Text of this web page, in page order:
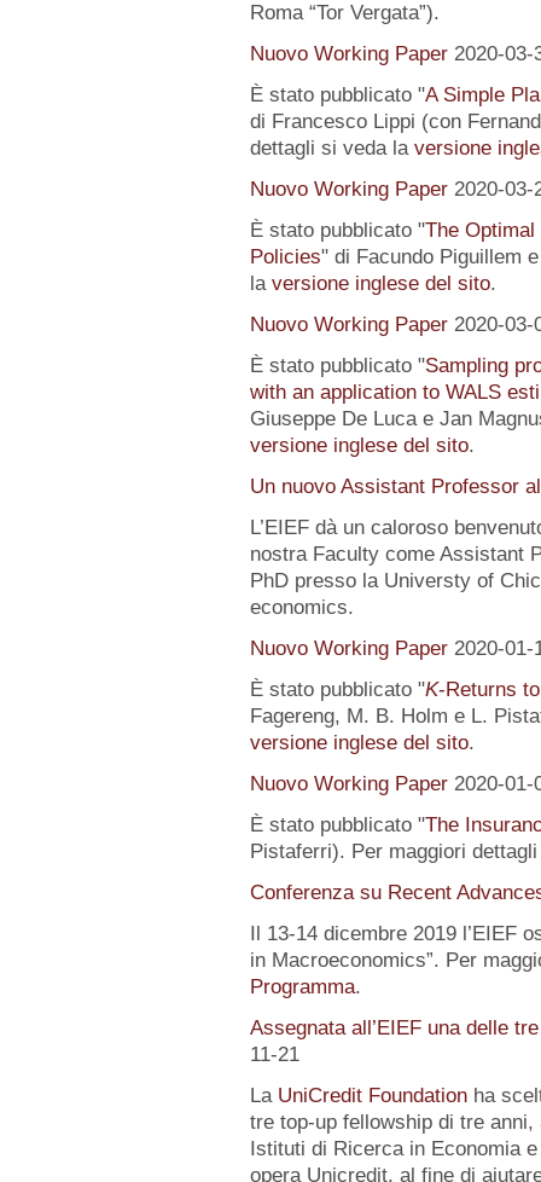
Roma “Tor Vergata”).
Nuovo Working Paper 2020-03-
È stato pubblicato "A Simple
di Francesco Lippi (con
dettagli si veda la versione
Nuovo Working Paper 2020-03-
È stato pubblicato "The Optimal
Policies" di Facundo Piguillem
la versione inglese del sito.
Nuovo Working Paper 2020-03-
È stato pubblicato "Sampling
with an application to WALS
Giuseppe De Luca e Jan
versione inglese del sito.
Un nuovo Assistant Professor
L’EIEF dà un caloroso
nostra Faculty come Assistant
PhD presso la Universty of
economics.
Nuovo Working Paper 2020-01-
È stato pubblicato "K-Returns
Fagereng, M. B. Holm e L.
versione inglese del sito.
Nuovo Working Paper 2020-01-
È stato pubblicato "The
Pistaferri). Per maggiori
Conferenza su Recent
Il 13-14 dicembre 2019 l’EIEF
in Macroeconomics”. Per
Programma.
Assegnata all’EIEF una delle
11-21
La UniCredit Foundationha
tre top-up fellowship di tre
Istituti di Ricerca in Economia
opera Unicredit, al fine di